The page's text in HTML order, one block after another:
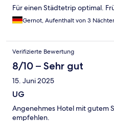
Für einen Städtetrip optimal.
Gernot, Aufenthalt von 3
Verifizierte Bewertung
8/10 – Sehr gut
15. Juni 2025
UG
Angenehmes Hotel mit gutem
empfehlen.